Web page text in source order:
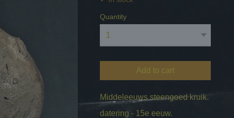
Quantity
Add to cart
Middeleeuws steengoed kruik.
datering - 15e eeuw.